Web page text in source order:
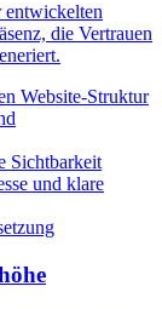
entwickelten
die Vertrauen
Website-Struktur
Sichtbarkeit
und klare